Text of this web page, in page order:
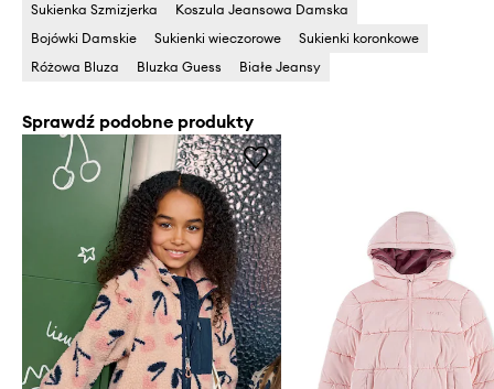
Sukienka Szmizjerka
Koszula Jeansowa Damska
Bojówki Damskie
Sukienki wieczorowe
Sukienki koronkowe
Różowa Bluza
Bluzka Guess Białe Jeansy
Sprawdź podobne produkty